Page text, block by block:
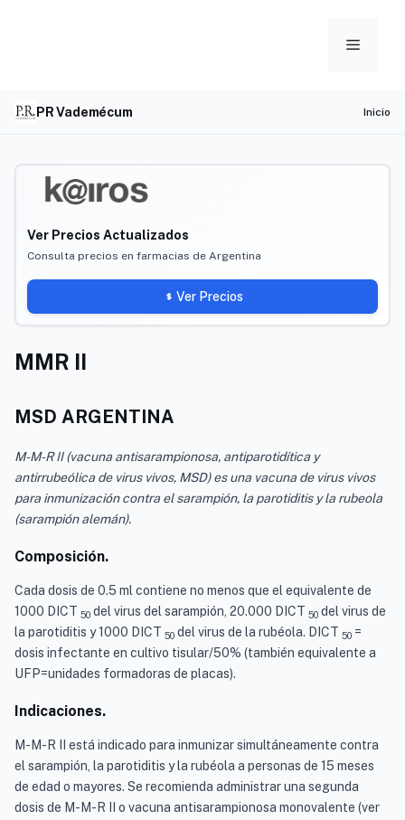
Menu
PR Vademécum Inicio
Ver Precios Actualizados
Consulta precios en farmacias de Argentina
Ver Precios
MMR II
MSD ARGENTINA
M-M-R II (vacuna antisarampionosa, antiparotidítica y
antirrubeólica de virus vivos, MSD) es una vacuna de virus vivos
para inmunización contra el sarampión, la parotiditis y la rubeola
(sarampión alemán).
Composición.
Cada dosis de 0.5 ml contiene no menos que el equivalente de
1000 DICT 50 del virus del sarampión, 20.000 DICT 50 del virus de
la parotiditis y 1000 DICT 50 del virus de la rubéola. DICT 50 =
dosis infectante en cultivo tisular/50% (también equivalente a
UFP=unidades formadoras de placas).
Indicaciones.
M-M-R II está indicado para inmunizar simultáneamente contra
el sarampión, la parotiditis y la rubéola a personas de 15 meses
de edad o mayores. Se recomienda administrar una segunda
dosis de M-M-R II o vacuna antisarampionosa monovalente (ver